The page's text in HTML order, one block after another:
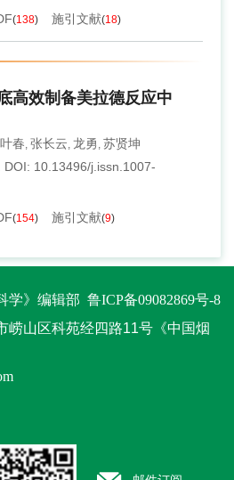
(138) 施引文献(18)
高效制备美拉德反应中
春, 张长云, 龙勇 , 苏贤坤
DOI: 10.13496/j.issn.1007-
(154) 施引文献(9)
学》编辑部 鲁ICP备09082869号-8
崂山区科苑经四路11号《中国烟